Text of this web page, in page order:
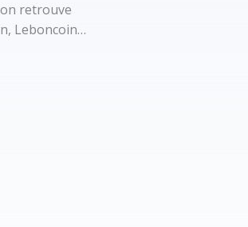
retrouve
Leboncoin…